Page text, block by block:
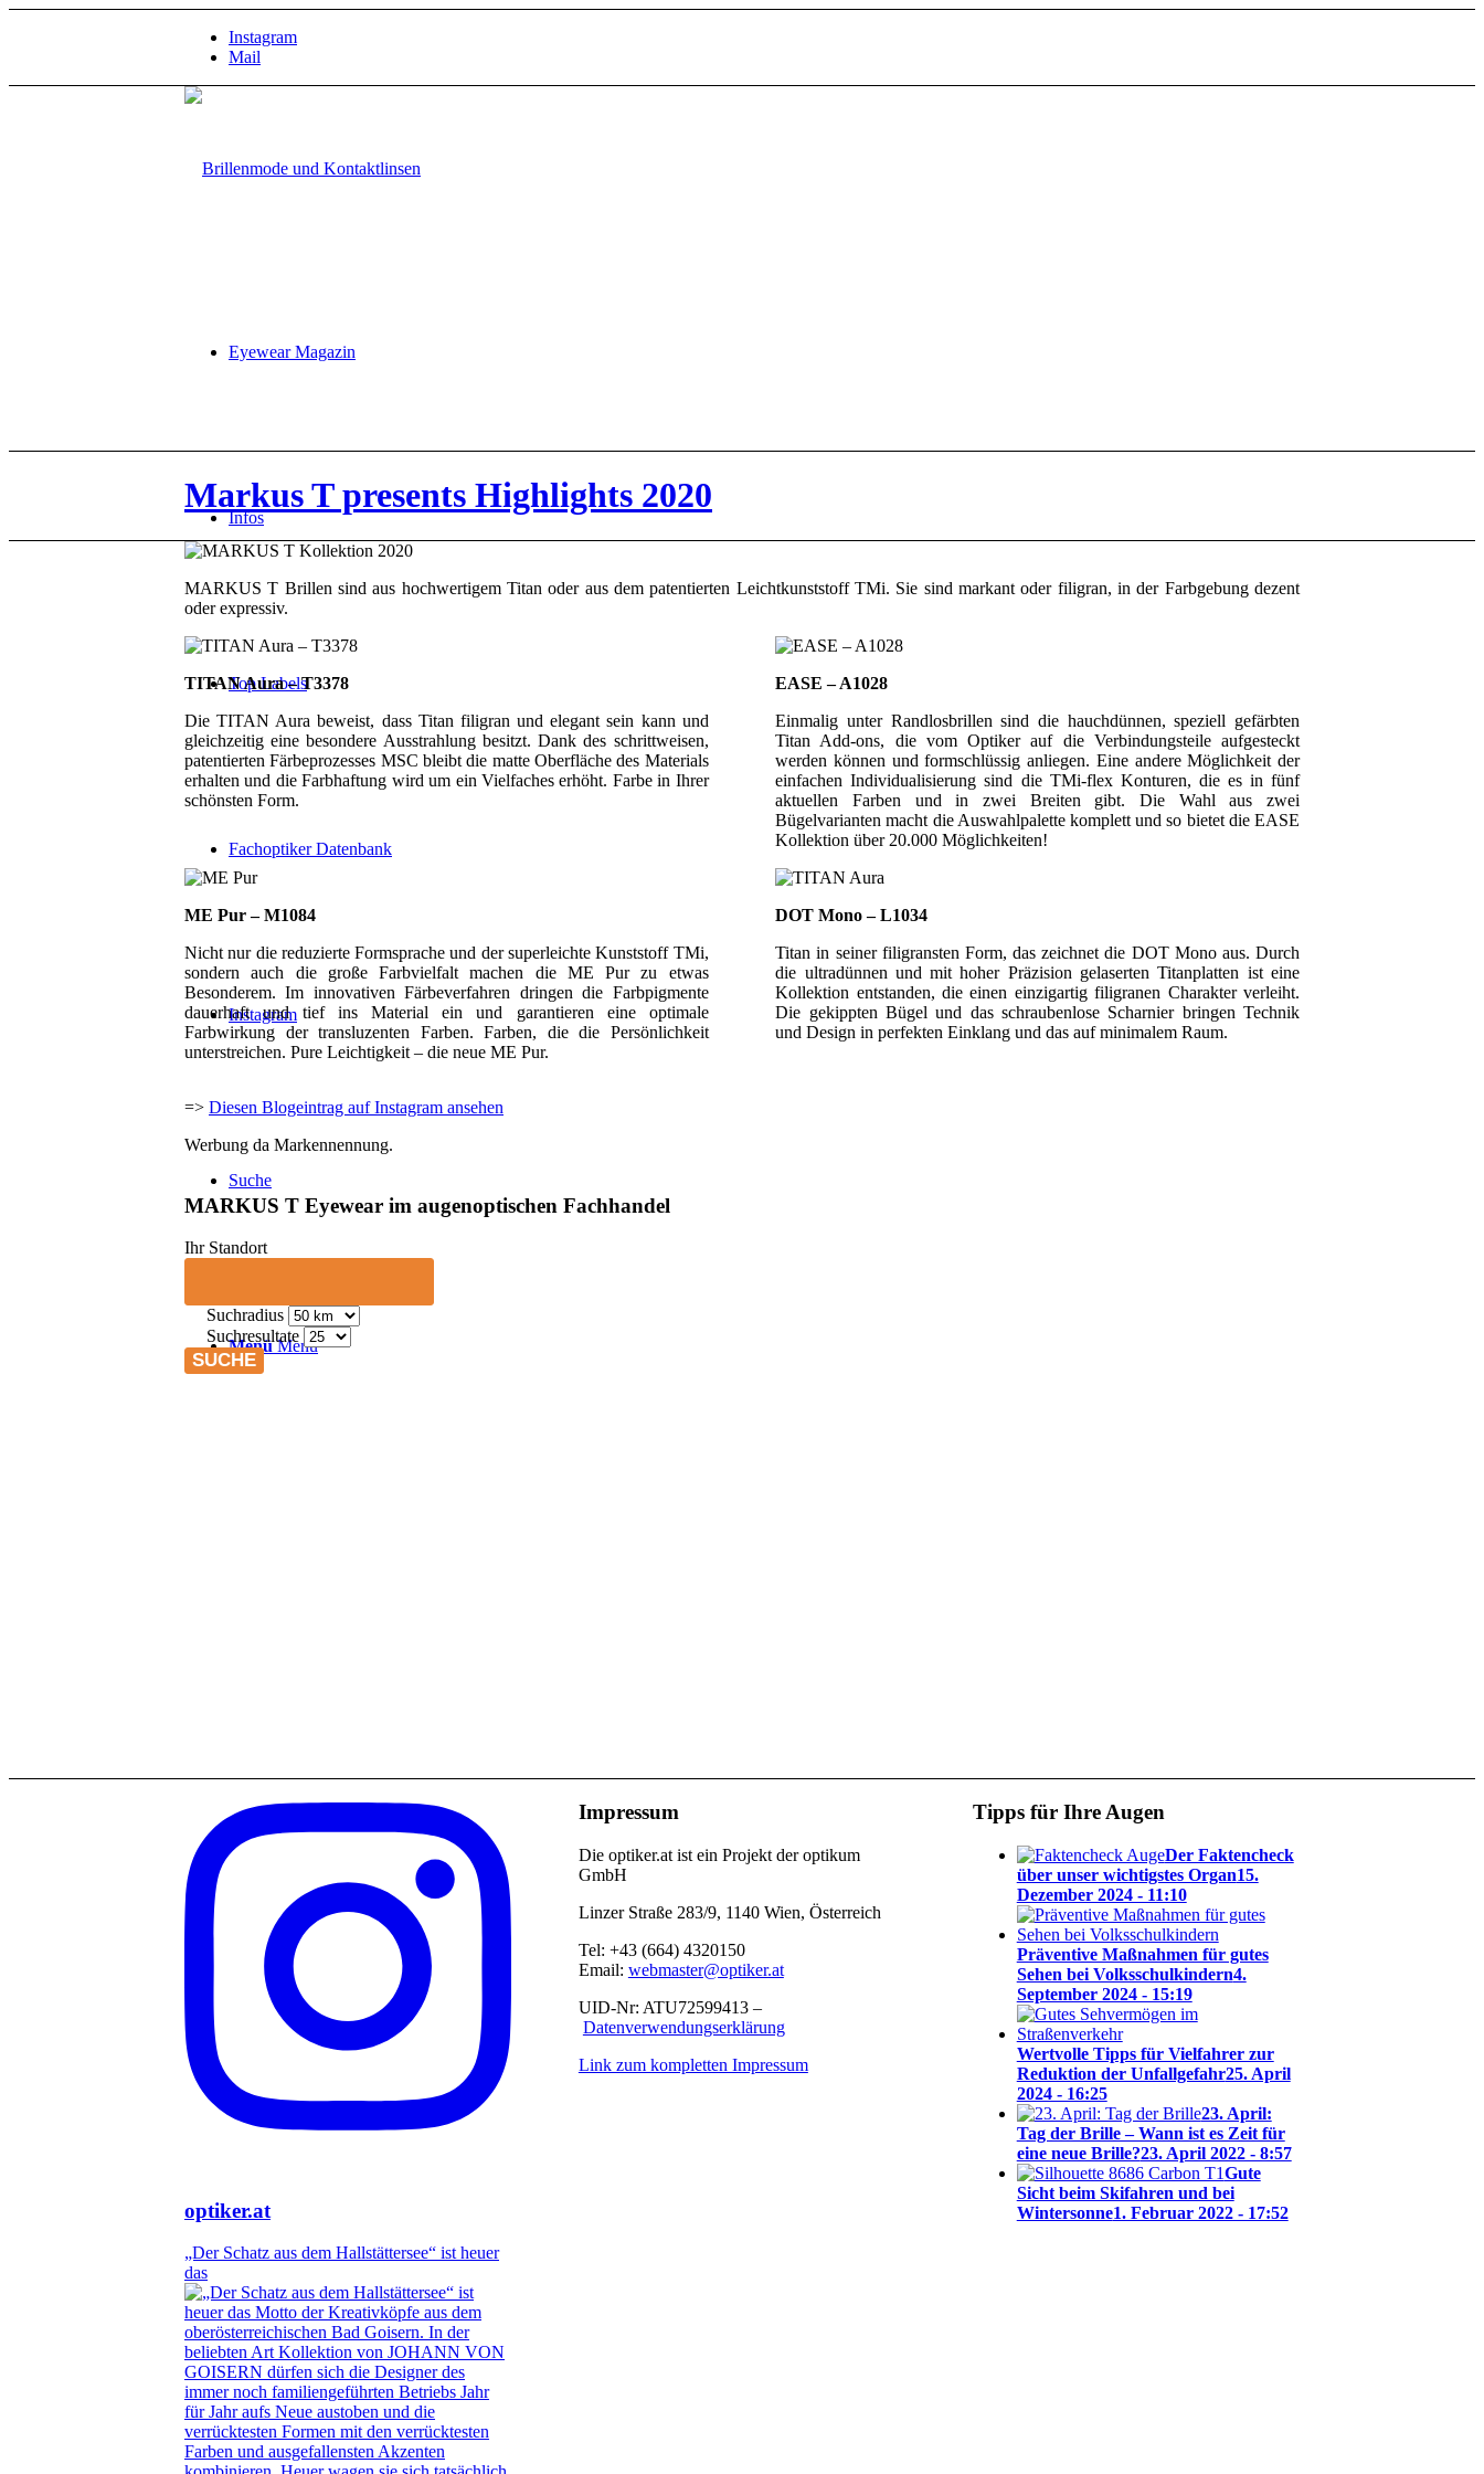
Instagram
Mail
Eyewear Magazin
Infos
Top Labels
Fachoptiker Datenbank
Instagram
Suche
Menü Menü
Markus T presents Highlights 2020
MARKUS T Brillen sind aus hochwertigem Titan oder aus dem patentierten Leichtkunststoff TMi. Sie sind markant oder filigran, in der Farbgebung dezent
oder expressiv.
TITAN Aura – T3378
Die TITAN Aura beweist, dass Titan filigran und elegant sein kann und
gleichzeitig eine besondere Ausstrahlung besitzt. Dank des schrittweisen,
patentierten Färbeprozesses MSC bleibt die matte Oberfläche des Materials
erhalten und die Farbhaftung wird um ein Vielfaches erhöht. Farbe in Ihrer
schönsten Form.
EASE – A1028
Einmalig unter Randlosbrillen sind die hauchdünnen, speziell gefärbten
Titan Add-ons, die vom Optiker auf die Verbindungsteile aufgesteckt
werden können und formschlüssig anliegen. Eine andere Möglichkeit der
einfachen Individualisierung sind die TMi-flex Konturen, die es in fünf
aktuellen Farben und in zwei Breiten gibt. Die Wahl aus zwei
Bügelvarianten macht die Auswahlpalette komplett und so bietet die EASE
Kollektion über 20.000 Möglichkeiten!
ME Pur – M1084
Nicht nur die reduzierte Formsprache und der superleichte Kunststoff TMi,
sondern auch die große Farbvielfalt machen die ME Pur zu etwas
Besonderem. Im innovativen Färbeverfahren dringen die Farbpigmente
dauerhaft und tief ins Material ein und garantieren eine optimale
Farbwirkung der transluzenten Farben. Farben, die die Persönlichkeit
unterstreichen. Pure Leichtigkeit – die neue ME Pur.
DOT Mono – L1034
Titan in seiner filigransten Form, das zeichnet die DOT Mono aus. Durch
die ultradünnen und mit hoher Präzision gelaserten Titanplatten ist eine
Kollektion entstanden, die einen einzigartig filigranen Charakter verleiht.
Die gekippten Bügel und das schraubenlose Scharnier bringen Technik
und Design in perfekten Einklang und das auf minimalem Raum.
=> Diesen Blogeintrag auf Instagram ansehen
Werbung da Markennennung.
MARKUS T Eyewear im augenoptischen Fachhandel
Ihr Standort
Suchradius
Suchresultate
optiker.at
„Der Schatz aus dem Hallstättersee“ ist heuer
das
Impressum
Die optiker.at ist ein Projekt der optikum
GmbH
Linzer Straße 283/9, 1140 Wien, Österreich
Tel: +43 (664) 4320150
Email: webmaster@optiker.at
UID-Nr: ATU72599413 –
Datenverwendungserklärung
Link zum kompletten Impressum
Tipps für Ihre Augen
Der Faktencheck
über unser wichtigstes Organ15.
Dezember 2024 - 11:10
Präventive Maßnahmen für gutes
Sehen bei Volksschulkindern4.
September 2024 - 15:19
Wertvolle Tipps für Vielfahrer zur
Reduktion der Unfallgefahr25. April
2024 - 16:25
23. April:
Tag der Brille – Wann ist es Zeit für
eine neue Brille?23. April 2022 - 8:57
Gute
Sicht beim Skifahren und bei
Wintersonne1. Februar 2022 - 17:52